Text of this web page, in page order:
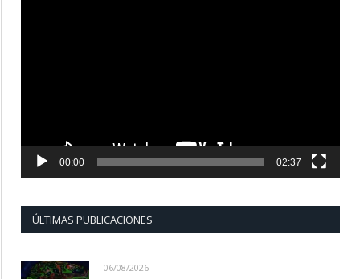
00:00 02:37
ÚLTIMAS PUBLICACIONES
06/08/2026